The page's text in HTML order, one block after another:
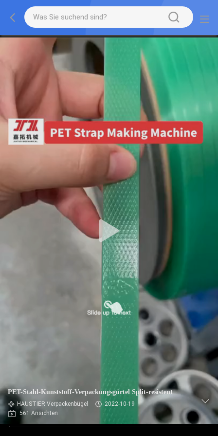
PET-Stahl-Kunststoff-Verpackungsgürtel Split-resistent
HAUSTIER Verpackenbügel
2022-10-19
561 Ansichten